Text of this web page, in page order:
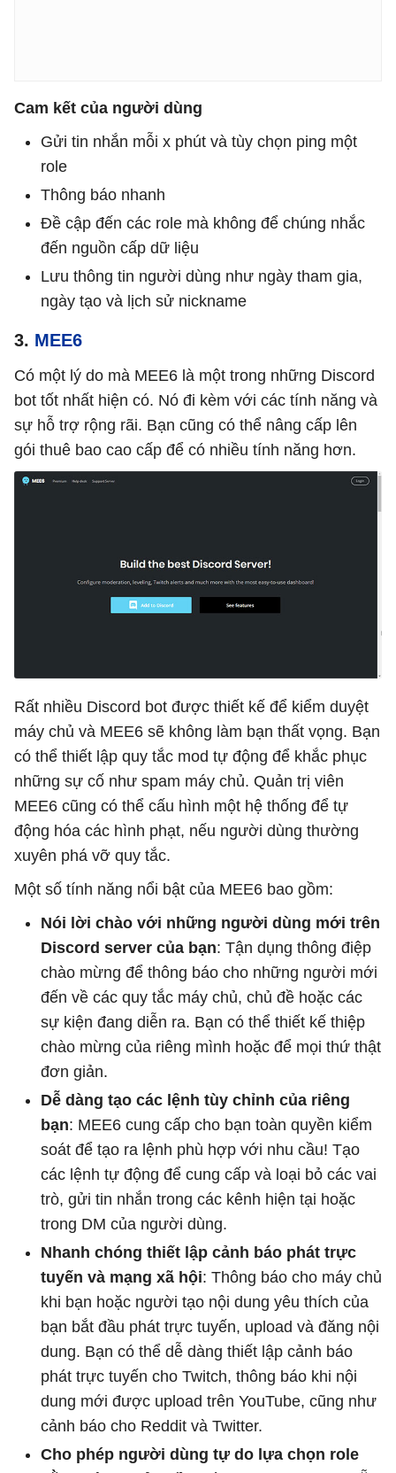
Cam kết của người dùng
Gửi tin nhắn mỗi x phút và tùy chọn ping một
role
Thông báo nhanh
Đề cập đến các role mà không để chúng nhắc
đến nguồn cấp dữ liệu
Lưu thông tin người dùng như ngày tham gia,
ngày tạo và lịch sử nickname
3. MEE6
Có một lý do mà MEE6 là một trong những Discord
bot tốt nhất hiện có. Nó đi kèm với các tính năng và
sự hỗ trợ rộng rãi. Bạn cũng có thể nâng cấp lên
gói thuê bao cao cấp để có nhiều tính năng hơn.
Rất nhiều Discord bot được thiết kế để kiểm duyệt
máy chủ và MEE6 sẽ không làm bạn thất vọng. Bạn
có thể thiết lập quy tắc mod tự động để khắc phục
những sự cố như spam máy chủ. Quản trị viên
MEE6 cũng có thể cấu hình một hệ thống để tự
động hóa các hình phạt, nếu người dùng thường
xuyên phá vỡ quy tắc.
Một số tính năng nổi bật của MEE6 bao gồm:
Nói lời chào với những người dùng mới trên
Discord server của bạn: Tận dụng thông điệp
chào mừng để thông báo cho những người mới
đến về các quy tắc máy chủ, chủ đề hoặc các
sự kiện đang diễn ra. Bạn có thể thiết kế thiệp
chào mừng của riêng mình hoặc để mọi thứ thật
đơn giản.
Dễ dàng tạo các lệnh tùy chỉnh của riêng
bạn: MEE6 cung cấp cho bạn toàn quyền kiểm
soát để tạo ra lệnh phù hợp với nhu cầu! Tạo
các lệnh tự động để cung cấp và loại bỏ các vai
trò, gửi tin nhắn trong các kênh hiện tại hoặc
trong DM của người dùng.
Nhanh chóng thiết lập cảnh báo phát trực
tuyến và mạng xã hội: Thông báo cho máy chủ
khi bạn hoặc người tạo nội dung yêu thích của
bạn bắt đầu phát trực tuyến, upload và đăng nội
dung. Bạn có thể dễ dàng thiết lập cảnh báo
phát trực tuyến cho Twitch, thông báo khi nội
dung mới được upload trên YouTube, cũng như
cảnh báo cho Reddit và Twitter.
Cho phép người dùng tự do lựa chọn role